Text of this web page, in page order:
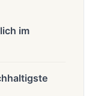
im